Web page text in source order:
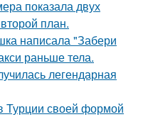
показала двух
план.
написала "Забери
раньше тела.
легендарная
Турции своей формой